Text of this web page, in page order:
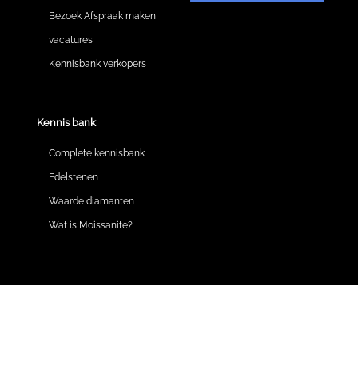
Bezoek Afspraak maken
vacatures
Kennisbank verkopers
Kennis bank
Complete kennisbank
Edelstenen
Waarde diamanten
Wat is Moissanite?